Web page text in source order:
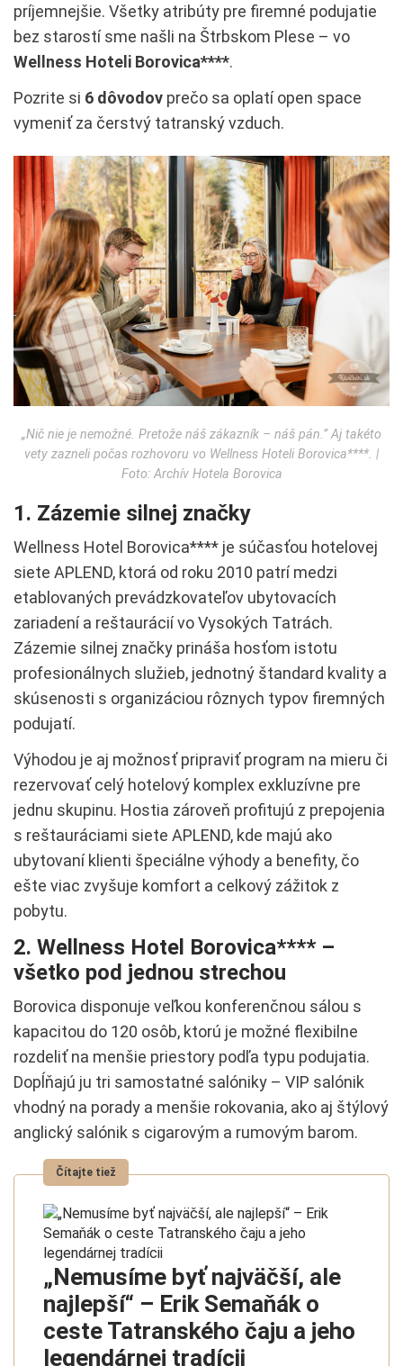
príjemnejšie. Všetky atribúty pre firemné podujatie
bez starostí sme našli na Štrbskom Plese – vo
Wellness Hoteli Borovica****.
Pozrite si 6 dôvodov prečo sa oplatí open space
vymeniť za čerstvý tatranský vzduch.
„Nič nie je nemožné. Pretože náš zákazník – náš pán.” Aj takéto
vety zazneli počas rozhovoru vo Wellness Hoteli Borovica****. |
Foto: Archív Hotela Borovica
1. Zázemie silnej značky
Wellness Hotel Borovica**** je súčasťou hotelovej
siete APLEND, ktorá od roku 2010 patrí medzi
etablovaných prevádzkovateľov ubytovacích
zariadení a reštaurácií vo Vysokých Tatrách.
Zázemie silnej značky prináša hosťom istotu
profesionálnych služieb, jednotný štandard kvality a
skúsenosti s organizáciou rôznych typov firemných
podujatí.
Výhodou je aj možnosť pripraviť program na mieru či
rezervovať celý hotelový komplex exkluzívne pre
jednu skupinu. Hostia zároveň profitujú z prepojenia
s reštauráciami siete APLEND, kde majú ako
ubytovaní klienti špeciálne výhody a benefity, čo
ešte viac zvyšuje komfort a celkový zážitok z
pobytu.
2. Wellness Hotel Borovica**** –
všetko pod jednou strechou
Borovica disponuje veľkou konferenčnou sálou s
kapacitou do 120 osôb, ktorú je možné flexibilne
rozdeliť na menšie priestory podľa typu podujatia.
Dopĺňajú ju tri samostatné salóniky – VIP salónik
vhodný na porady a menšie rokovania, ako aj štýlový
anglický salónik s cigarovým a rumovým barom.
„Nemusíme byť najväčší, ale
najlepší“ – Erik Semaňák o
ceste Tatranského čaju a jeho
legendárnej tradícii